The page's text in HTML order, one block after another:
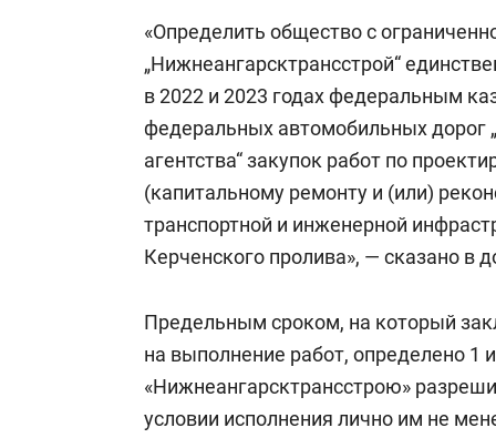
«Определить общество с
„Нижнеангарсктрансстрой“
в 2022 и 2023 годах федеральным
федеральных автомобильных дорог
агентства“ закупок работ по
(капитальному ремонту и (или)
транспортной и инженерной
Керченского пролива», — сказано в
Предельным сроком, на который
на выполнение работ, определено 1
«Нижнеангарсктрансстрою»
условии исполнения лично им не
Как ГК «МИР ГРУПП» и ВТБ
создают оазис жилого
комфорта под Казанью
ID вместо